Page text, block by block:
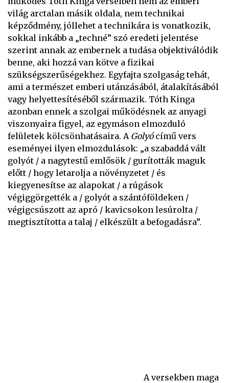
világ arctalan másik oldala, nem technikai
képződmény, jóllehet a technikára is vonatkozik,
sokkal inkább a „techné” szó eredeti jelentése
szerint annak az embernek a tudása objektiválódik
benne, aki hozzá van kötve a fizikai
szükségszerűségekhez. Egyfajta szolgaság tehát,
ami a természet emberi utánzásából, átalakításából
vagy helyettesítéséből származik. Tóth Kinga
azonban ennek a szolgai működésnek az anyagi
viszonyaira figyel, az egymáson elmozduló
felületek kölcsönhatásaira. A Golyócímű vers
eseményei ilyen elmozdulások: „a szabaddá vált
golyót / a nagytestű emlősök / gurították maguk
előtt / hogy letarolja a növényzetet / és
kiegyenesítse az alapokat / a rúgások
végiggörgették a / golyót a szántóföldeken /
végigcsúszott az apró / kavicsokon lesúrolta /
megtisztította a talaj / elkészült a befogadásra”.
A versekben maga